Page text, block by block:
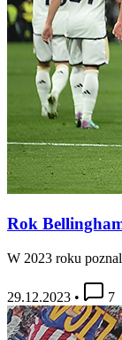
Rok
W 2023 roku
29.12.2023 • 7